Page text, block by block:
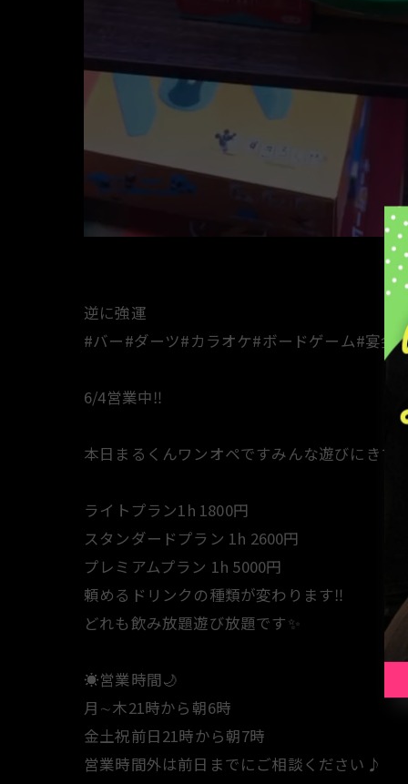
逆に強運
#バー#ダーツ#カラオケ#ボードゲーム#宴会
6/4営業中‼️
本日まるくんワンオペですみんな遊びにきて
⁡ライトプラン1h 1800円
スタンダードプラン 1h 2600円
プレミアムプラン 1h 5000円
頼めるドリンクの種類が変わります‼️
どれも飲み放題遊び放題です✨
☀️営業時間🌙
月∼木21時から朝6時
金土祝前日21時から朝7時
営業時間外は前日までにご相談ください♪